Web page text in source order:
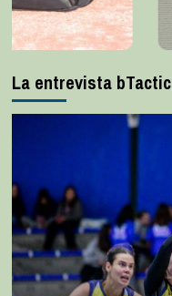
La entrevista bTactic